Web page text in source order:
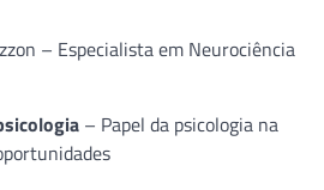
– Especialista em Neurociência
– Papel da psicologia na